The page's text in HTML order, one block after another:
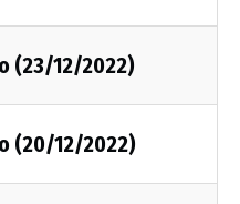
(23/12/2022)
(20/12/2022)